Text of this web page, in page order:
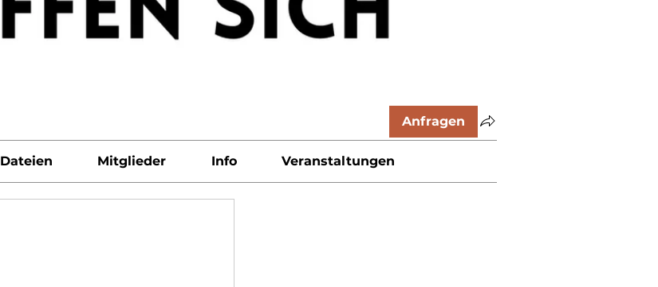
Anfragen
Dateien Mitglieder Info Veranstaltungen